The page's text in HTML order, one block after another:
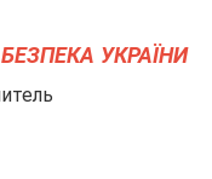
УКРАЇНИ